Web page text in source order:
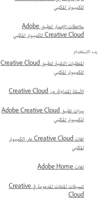
للكمبيوتر المكتبي
ملاحظات الإصدار لتطبيق Adobe
Creative Cloud للكمبيوتر المكتبي
بدء الاستخدام
المتطلبات التقنية لتطبيق Creative Cloud
للكمبيوتر المكتبي
الأسئلة المتداولة عن Creative Cloud
ميزات تطبيق Adobe Creative Cloud
للكمبيوتر المكتبي
لغات Creative Cloud على الكمبيوتر
المكتبي
لغات Adobe Home
تنسيقات الملفات المدعومة في Creative
Cloud